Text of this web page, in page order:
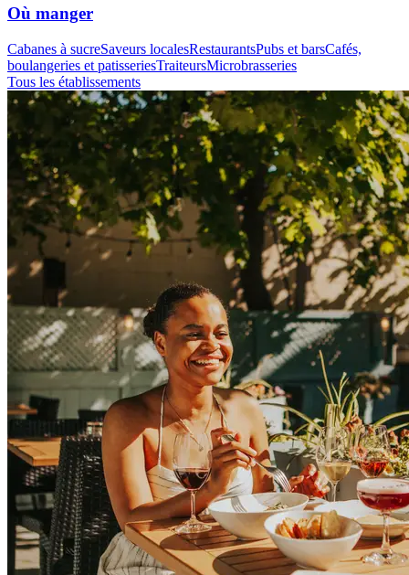
Où manger
Cabanes à sucreSaveurs localesRestaurantsPubs et barsCafés,
boulangeries et patisseriesTraiteursMicrobrasseries
Tous les établissements